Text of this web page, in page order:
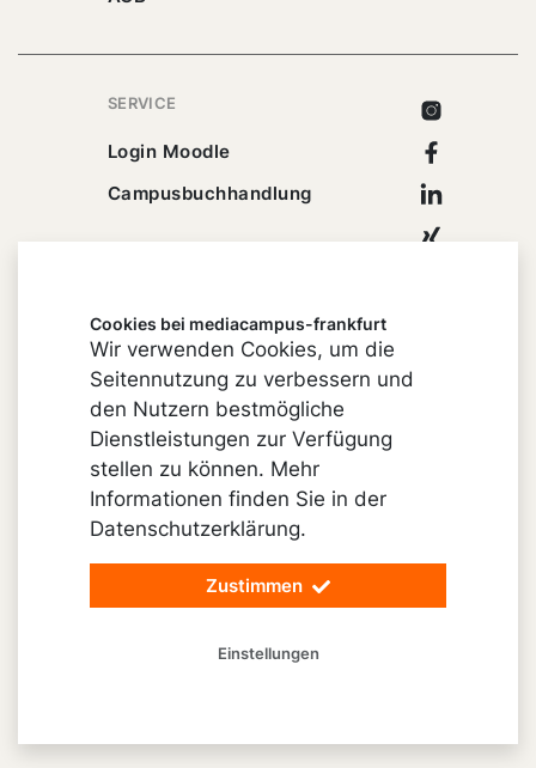
SERVICE
Login Moodle
Campusbuchhandlung
Instagram
Facebook
Linkedin
Xing
© 2026 mediacampus-frankfurt
Impressum
Cookie-Einstellungen
Datenschutz
Barrierefreiheit
Cookies bei mediacampus-frankfurt
Wir verwenden Cookies, um die
Seitennutzung zu verbessern und
den Nutzern bestmögliche
Dienstleistungen zur Verfügung
stellen zu können. Mehr
Informationen finden Sie in der
Datenschutzerklärung.
Zustimmen
Einstellungen